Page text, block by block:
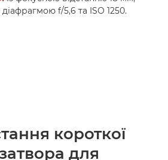
f/5,6 та ISO 1250.
короткої
для